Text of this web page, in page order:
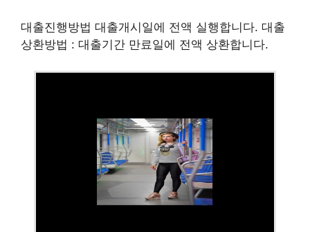
대출진행방법 대출개시일에 전액 실행합니다. 대출
상환방법 : 대출기간 만료일에 전액 상환합니다.